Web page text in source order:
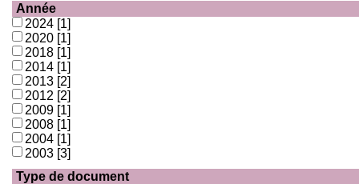
Année
2024 [1]
2020 [1]
2018 [1]
2014 [1]
2013 [2]
2012 [2]
2009 [1]
2008 [1]
2004 [1]
2003 [3]
Type de document